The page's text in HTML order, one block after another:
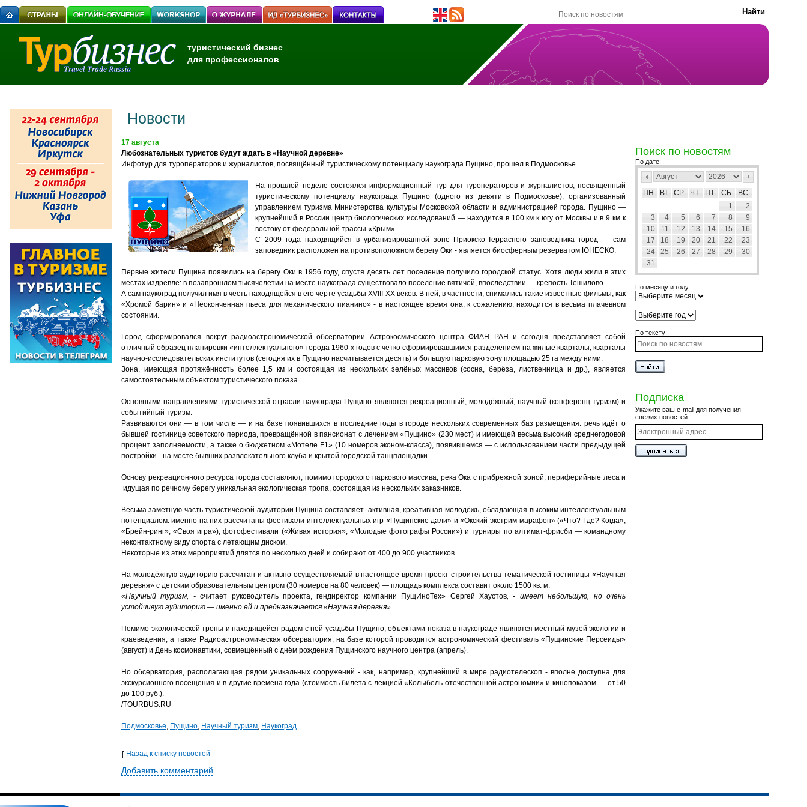
туристический бизнес
для профессионалов
Новости
17 августа
Любознательных туристов будут ждать в «Научной деревне»
Инфотур для туроператоров и журналистов, посвящённый туристическому потенциалу наукограда Пущино, прошел в Подмосковье
На прошлой неделе состоялся информационный тур для туроператоров и журналистов, посвящённый
туристическому потенциалу наукограда Пущино (одного из девяти в Подмосковье), организованный
управлением туризма Министерства культуры Московской области и администрацией города. Пущино —
крупнейший в России центр биологических исследований — находится в 100 км к югу от Москвы и в 9 км к
востоку от федеральной трассы «Крым».
С 2009 года находящийся в урбанизированной зоне Приокско-Террасного заповедника город - сам
заповедник расположен на противоположном берегу Оки - является биосферным резерватом ЮНЕСКО.
Первые жители Пущина появились на берегу Оки в 1956 году, спустя десять лет поселение получило городской статус. Хотя люди жили в этих
местах издревле: в позапрошлом тысячелетии на месте наукограда существовало поселение вятичей, впоследствии — крепость Тешилово.
А сам наукоград получил имя в честь находящейся в его черте усадьбы XVIII-XX веков. В ней, в частности, снимались такие известные фильмы, как
«Хромой барин» и «Неоконченная пьеса для механического пианино» - в настоящее время она, к сожалению, находится в весьма плачевном
состоянии.
Город сформировался вокруг радиоастрономической обсерватории Астрокосмического центра ФИАН РАН и сегодня представляет собой
отличный образец планировки «интеллектуального» города 1960-х годов с чётко сформировавшимся разделением на жилые кварталы, кварталы
научно-исследовательских институтов (сегодня их в Пущино насчитывается десять) и большую парковую зону площадью 25 га между ними.
Зона, имеющая протяжённость более 1,5 км и состоящая из нескольких зелёных массивов (сосна, берёза, лиственница и др.), является
самостоятельным объектом туристического показа.
Основными направлениями туристической отрасли наукограда Пущино являются рекреационный, молодёжный, научный (конференц-туризм) и
событийный туризм.
Развиваются они — в том числе — и на базе появившихся в последние годы в городе нескольких современных баз размещения: речь идёт о
бывшей гостинице советского периода, превращённой в пансионат с лечением «Пущино» (230 мест) и имеющей весьма высокий среднегодовой
процент заполняемости, а также о бюджетном «Мотеле F1» (10 номеров эконом-класса), появившемся — с использованием части предыдущей
постройки - на месте бывших развлекательного клуба и крытой городской танцплощадки.
Основу рекреационного ресурса города составляют, помимо городского паркового массива, река Ока с прибрежной зоной, периферийные леса и
идущая по речному берегу уникальная экологическая тропа, состоящая из нескольких заказников.
Весьма заметную часть туристической аудитории Пущина составляет активная, креативная молодёжь, обладающая высоким интеллектуальным
потенциалом: именно на них рассчитаны фестивали интеллектуальных игр «Пущинские дали» и «Окский экстрим-марафон» («Что? Где? Когда»,
«Брейн-ринг», «Своя игра»), фотофестивали («Живая история», «Молодые фотографы России») и турниры по алтимат-фрисби — командному
неконтактному виду спорта с летающим диском.
Некоторые из этих мероприятий длятся по несколько дней и собирают от 400 до 900 участников.
На молодёжную аудиторию рассчитан и активно осуществляемый в настоящее время проект строительства тематической гостиницы «Научная
деревня» с детским образовательным центром (30 номеров на 80 человек) — площадь комплекса составит около 1500 кв. м.
«Научный туризм, -считает руководитель проекта, гендиректор компании ПущИноТех» Сергей Хаустов, - имеет небольшую, но очень
устойчивую аудиторию — именно ей и предназначается «Научная деревня».
Помимо экологической тропы и находящейся радом с ней усадьбы Пущино, объектами показа в наукограде являются местный музей экологии и
краеведения, а также Радиоастрономическая обсерватория, на базе которой проводится астрономический фестиваль «Пущинские Персеиды»
(август) и День космонавтики, совмещённый с днём рождения Пущинского научного центра (апрель).
Но обсерватория, располагающая рядом уникальных сооружений - как, например, крупнейший в мире радиотелескоп - вполне доступна для
экскурсионного посещения и в другие времена года (стоимость билета с лекцией «Колыбель отечественной астрономии» и кинопоказом — от 50
до 100 руб.).
/TOURBUS.RU
Подмосковье, Пущино, Научный туризм, Наукоград
Назад к списку новостей
Добавить комментарий
Поиск по новостям
По дате:
ПН ВТ СР ЧТ ПТ СБ
ВС
1
2
3
4 5 6 7 8
9
10
11 12 13 14 15
16
17
18 19 20 21 22
23
24
25 26 27 28 29
30
31
По месяцу и году:
По тексту:
Подписка
Укажите ваш e-mail для получения
свежих новостей.